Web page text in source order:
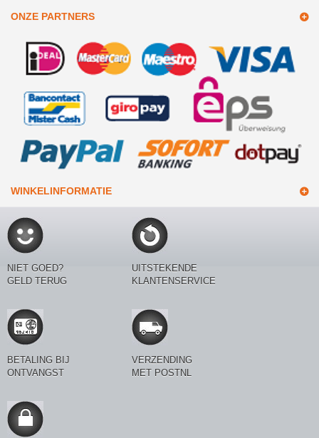
ONZE PARTNERS
WINKELINFORMATIE
NIET GOED?
GELD TERUG
UITSTEKENDE
KLANTENSERVICE
BETALING BIJ
ONTVANGST
VERZENDING
MET POSTNL